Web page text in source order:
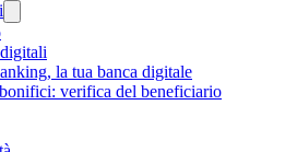
la tua banca digitale
verifica del beneficiario